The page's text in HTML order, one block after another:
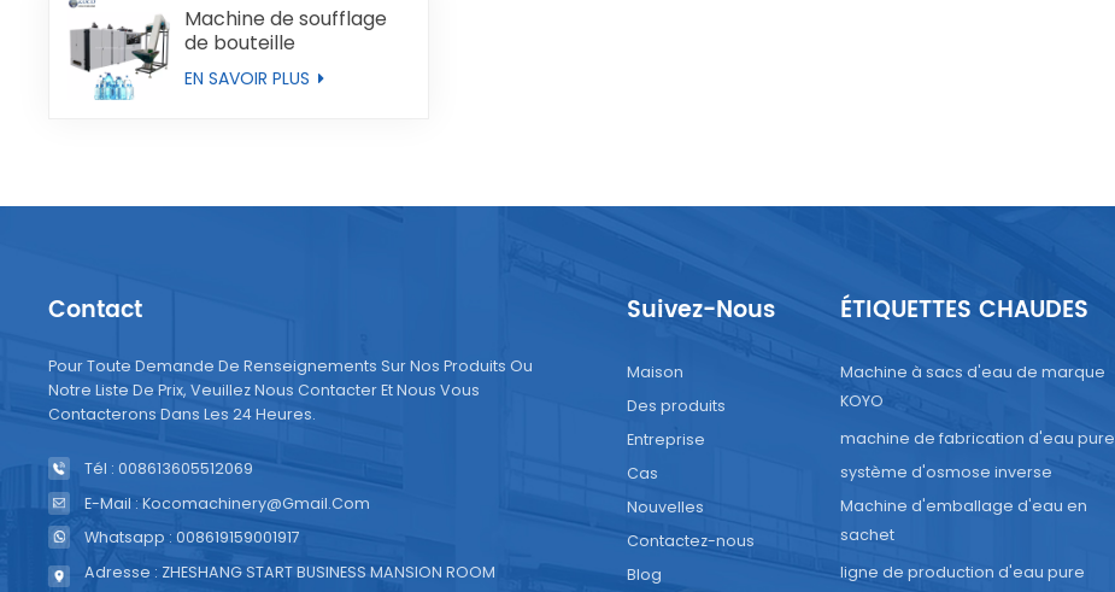
Machine de soufflage
de bouteille
entièrement
automatique
EN SAVOIR PLUS
Contact
Pour Toute Demande De Renseignements Sur Nos Produits Ou
Notre Liste De Prix, Veuillez Nous Contacter Et Nous Vous
Contacterons Dans Les 24 Heures.
Tél : 008613605512069
E-Mail : Kocomachinery@gmail.com
Whatsapp : 008619159001917
Adresse : ZHESHANG START BUSINESS MANSION ROOM
Suivez-Nous
Maison
Des produits
Entreprise
Cas
Nouvelles
Contactez-nous
Blog
ÉTIQUETTES CHAUDES
Machine à sacs d'eau de marque
KOYO
machine de fabrication d'eau pure
système d'osmose inverse
Machine d'emballage d'eau en
sachet
ligne de production d'eau pure